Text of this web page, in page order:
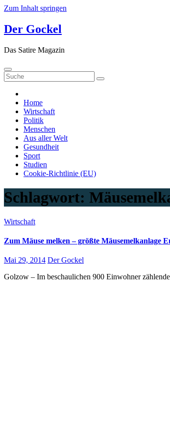
Zum Inhalt springen
Der Gockel
Das Satire Magazin
Home
Wirtschaft
Politik
Menschen
Aus aller Welt
Gesundheit
Sport
Studien
Cookie-Richtlinie (EU)
Schlagwort:
Wirtschaft
Zum Mäuse melken – größte Mäusemelkanlage
Mai 29, 2014 Der Gockel
Golzow – Im beschaulichen 900 Einwohner